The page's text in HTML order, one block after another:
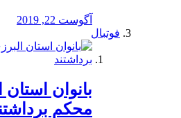
آگوست 22, 2019
فوتبال
بانوان استان
محكم